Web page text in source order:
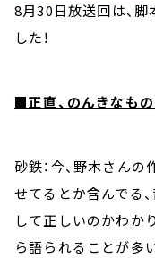
8月30日放送回は、脚
した！
■正直、のんきなも
砂鉄：今、野木さん
せてるとか含んでる
して正しいのかわか
ら語られることが多